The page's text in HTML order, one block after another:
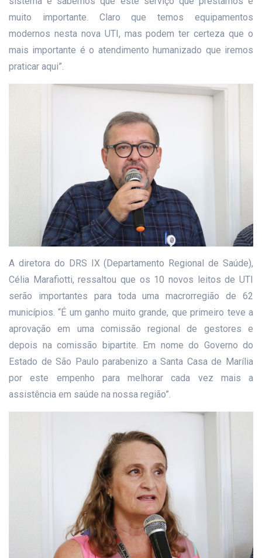
muito importante. Claro que temos equipamentos
modernos nesta nova UTI, mas podem ter certeza que o
mais importante é o atendimento humanizado que iremos
praticar aqui”.
A diretora do DRS IX (Departamento Regional de Saúde),
Célia Marafiotti, ressaltou que os 10 novos leitos de UTI
serão importantes para toda uma macrorregião de 62
municípios. “É um ganho muito grande, que primeiro teve a
aprovação em uma comissão regional de gestores e
depois na comissão bipartite. Em nome do Governo do
Estado de São Paulo parabenizo a Santa Casa de Marília
por este empenho para melhorar cada vez mais a
assistência em saúde na nossa região”.